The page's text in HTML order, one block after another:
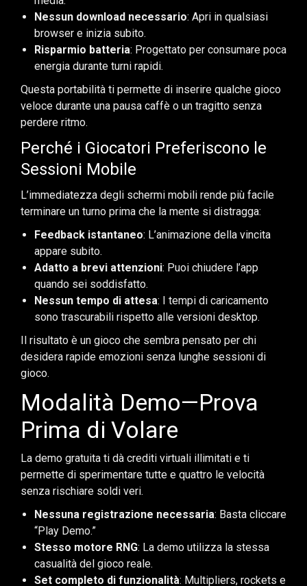
Nessun download necessario: Apri in qualsiasi
browser e inizia subito.
Risparmio batteria: Progettato per consumare poca
energia durante turni rapidi.
Questa portabilità ti permette di inserire qualche gioco
veloce durante una pausa caffè o un tragitto senza
perdere ritmo.
Perché i Giocatori Preferiscono le
Sessioni Mobile
L’immediatezza degli schermi mobili rende più facile
terminare un turno prima che la mente si distragga:
Feedback istantaneo: L’animazione della vincita
appare subito.
Adatto a brevi attenzioni: Puoi chiudere l’app
quando sei soddisfatto.
Nessun tempo di attesa: I tempi di caricamento
sono trascurabili rispetto alle versioni desktop.
Il risultato è un gioco che sembra pensato per chi
desidera rapide emozioni senza lunghe sessioni di
gioco.
Modalità Demo—Prova
Prima di Volare
La demo gratuita ti dà crediti virtuali illimitati e ti
permette di sperimentare tutte e quattro le velocità
senza rischiare soldi veri.
Nessuna registrazione necessaria: Basta cliccare
“Play Demo.”
Stesso motore RNG: La demo utilizza la stessa
casualità del gioco reale.
Set completo di funzionalità: Multipliers, rockets e